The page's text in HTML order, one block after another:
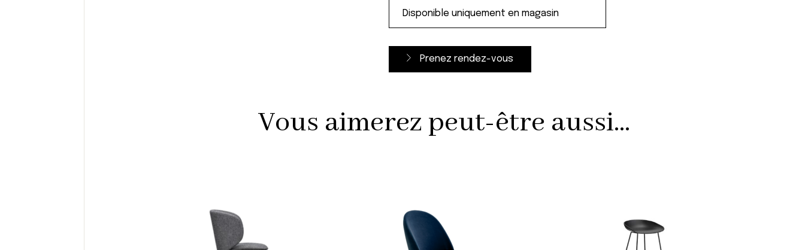
Prenez rendez-vous
Vous aimerez peut-être aussi...